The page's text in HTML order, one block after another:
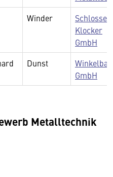
Winder
Klocker
GmbH
Dunst
GmbH
Metalltechnik